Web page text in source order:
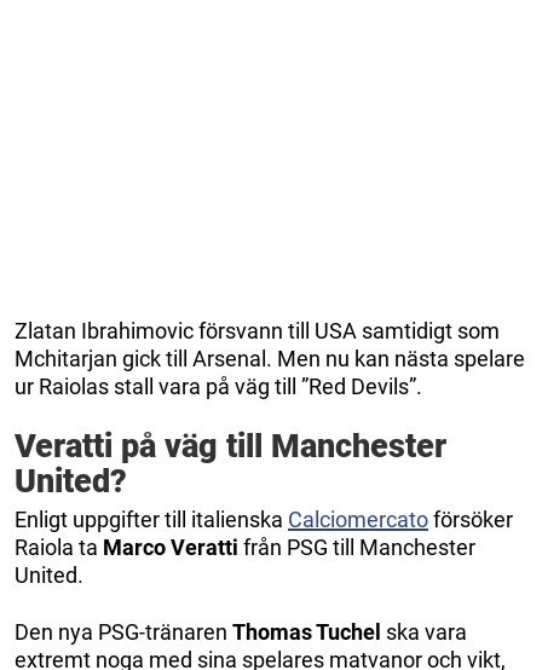
Zlatan Ibrahimovic försvann till USA samtidigt som
Mchitarjan gick till Arsenal. Men nu kan nästa spelare
ur Raiolas stall vara på väg till ”Red Devils”.
Veratti på väg till Manchester
United?
Enligt uppgifter till italienska Calciomercatoförsöker
Raiola ta Marco Veratti från PSG till Manchester
United.
Den nya PSG-tränaren Thomas Tuchel ska vara
extremt noga med sina spelares matvanor och vikt,